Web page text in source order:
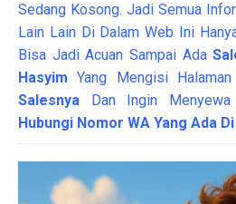
Sedang Kosong. Jadi Semua
Lain Lain Di Dalam Web Ini
Bisa Jadi Acuan Sampai Ada
HasyimYang Mengisi
Salesnya Dan Ingin
Hubungi Nomor WA Yang Ada